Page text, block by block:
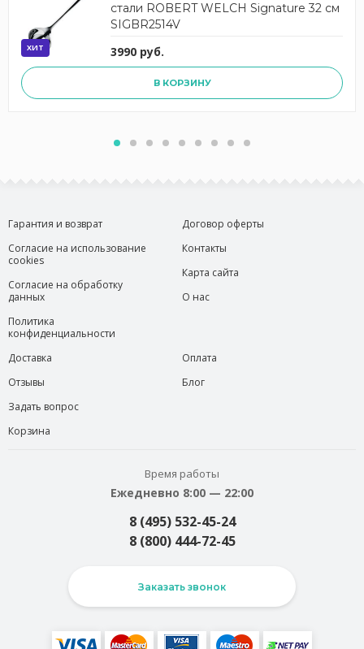
ХИТ
стали ROBERT WELCH Signature 32 см
SIGBR2514V
3990 руб.
В КОРЗИНУ
Гарантия и возврат
Согласие на использование
cookies
Согласие на обработку
данных
Политика
конфиденциальности
Договор оферты
Контакты
Карта сайта
О нас
Доставка
Отзывы
Задать вопрос
Корзина
Оплата
Блог
Время работы
Ежедневно 8:00 — 22:00
8 (495) 532-45-24
8 (800) 444-72-45
Заказать звонок